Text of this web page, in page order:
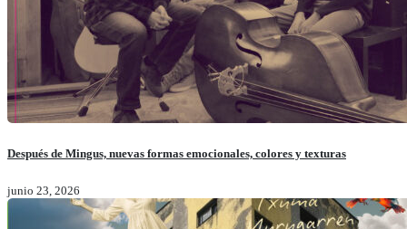
Después de Mingus, nuevas formas emocionales, colores y texturas
junio 23, 2026